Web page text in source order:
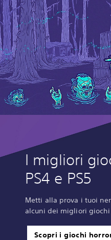
I migliori
PS4 e PS5
Metti alla prova i tuoi
alcuni dei migliori giochi
Scopri i giochi